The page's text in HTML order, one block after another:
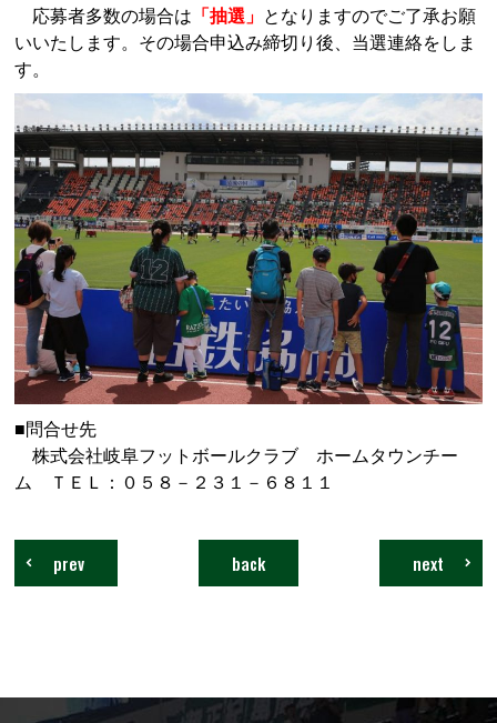
応募者多数の場合は 「抽選」 となりますのでご了承お願
いいたします。その場合申込み締切り後、当選連絡をしま
す。
■問合せ先
株式会社岐阜フットボールクラブ ホームタウンチー
ム ＴＥＬ：０５８－２３１－６８１１
next
back
prev